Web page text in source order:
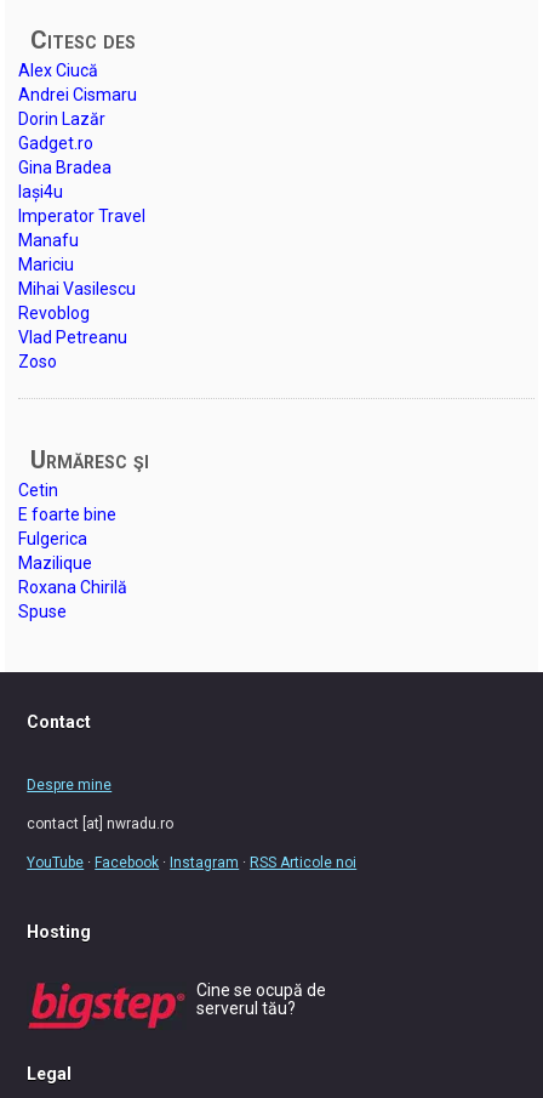
Citesc des
Alex Ciucă
Andrei Cismaru
Dorin Lazăr
Gadget.ro
Gina Bradea
Iași4u
Imperator Travel
Manafu
Mariciu
Mihai Vasilescu
Revoblog
Vlad Petreanu
Zoso
Urmăresc şi
Cetin
E foarte bine
Fulgerica
Mazilique
Roxana Chirilă
Spuse
Contact
Despre mine
contact [at] nwradu.ro
YouTube ·Facebook ·Instagram ·RSS Articole noi
Hosting
Cine se ocupă de
serverul tău?
Legal